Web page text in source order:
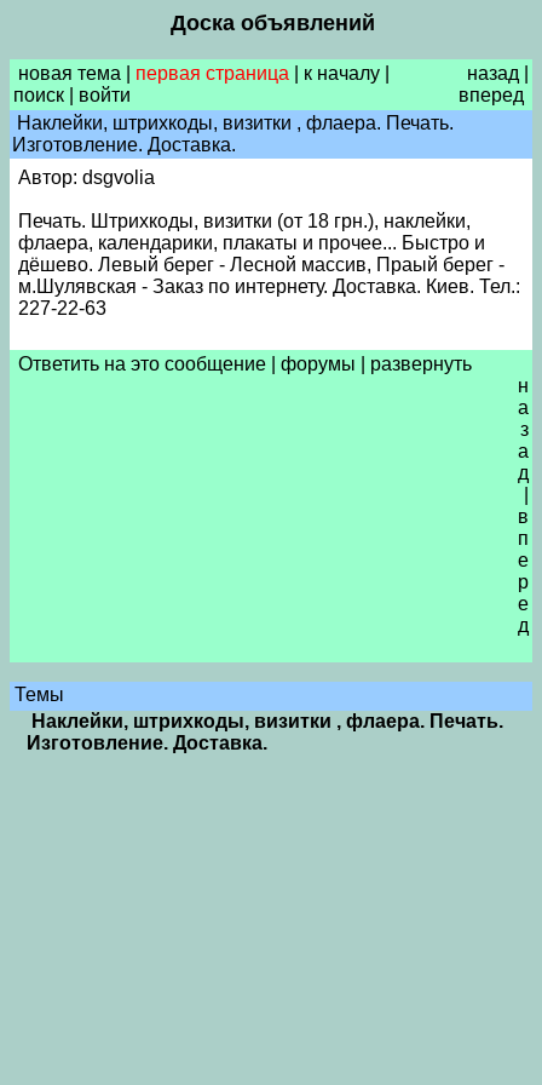
Доска объявлений
новая тема первая страница к началу
поиск
войти
назад
вперед
Наклейки, штрихкоды, визитки , флаера. Печать.
Изготовление. Доставка.
Автор: dsgvolia
Печать. Штрихкоды, визитки (от 18 грн.), наклейки,
флаера, календарики, плакаты и прочее... Быстро и
дёшево. Левый берег - Лесной массив, Праый берег -
м.Шулявская - Заказ по интернету. Доставка. Киев. Тел.:
227-22-63
Ответить на это сообщение форумы
развернуть
н
а
з
а
д
в
п
е
р
е
д
Темы
Наклейки, штрихкоды, визитки , флаера. Печать.
Изготовление. Доставка.